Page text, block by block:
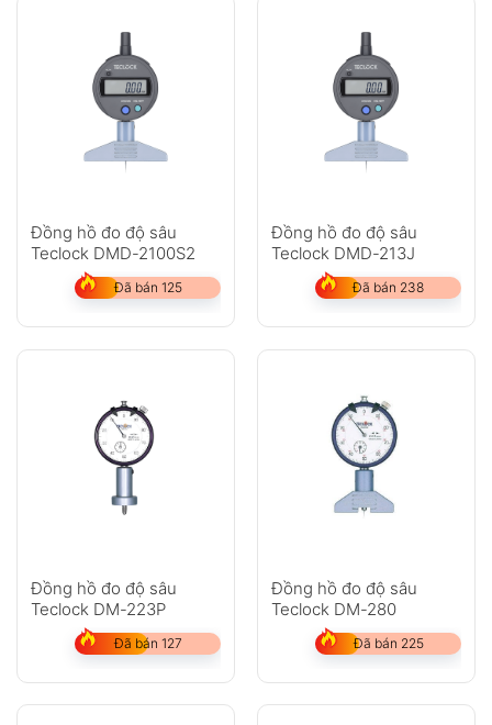
Đồng hồ đo độ sâu
Teclock DMD-2100S2
Đã bán 125
Đồng hồ đo độ sâu
Teclock DMD-213J
Đã bán 238
Đồng hồ đo độ sâu
Teclock DM-223P
Đã bán 127
Đồng hồ đo độ sâu
Teclock DM-280
Đã bán 225